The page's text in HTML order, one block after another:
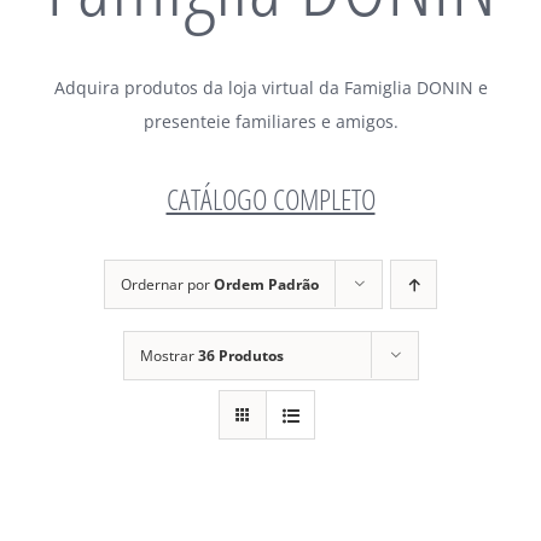
Adquira produtos da loja virtual da Famiglia DONIN e
presenteie familiares e amigos.
CATÁLOGO COMPLETO
Ordernar porOrdem Padrão
Mostrar36 Produtos